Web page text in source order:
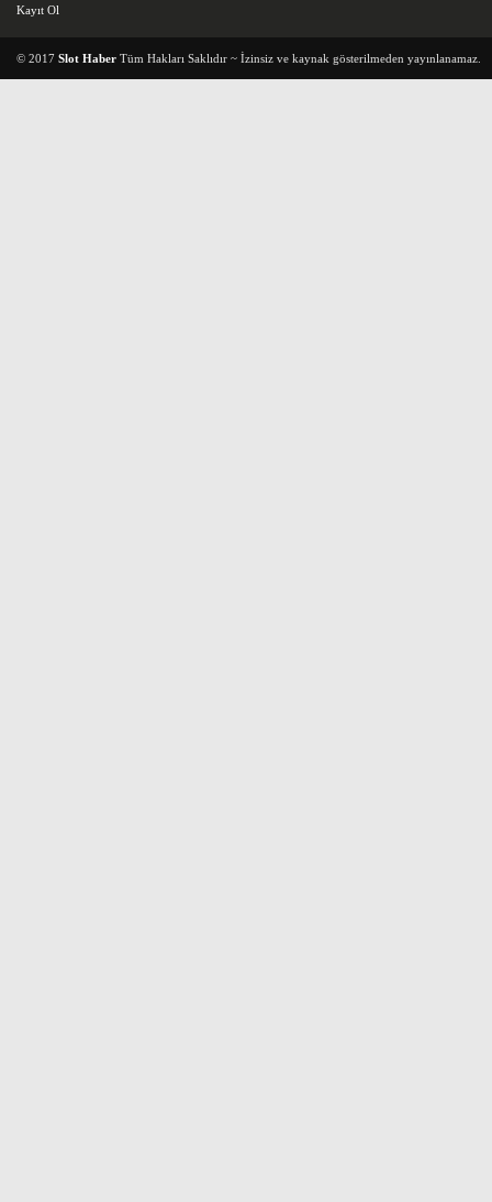
Kayıt Ol
© 2017 Slot Haber Tüm Hakları Saklıdır ~ İzinsiz ve kaynak gösterilmeden yayınlanamaz.